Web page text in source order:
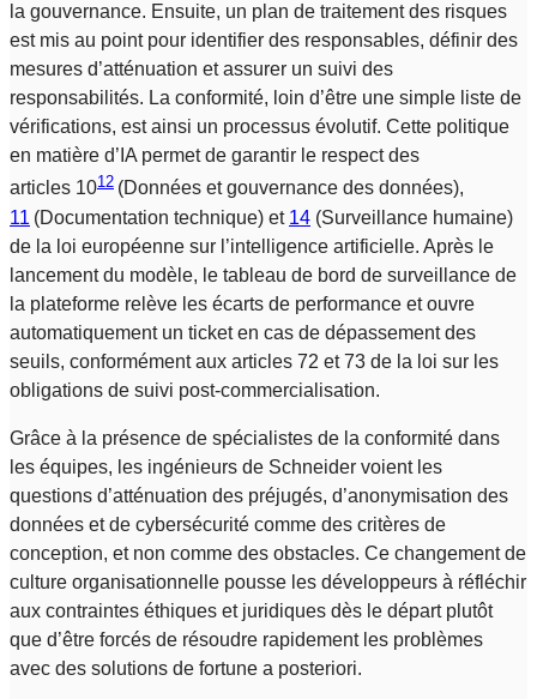
la gouvernance. Ensuite, un plan de traitement des risques
est mis au point pour identifier des responsables, définir des
mesures d’atténuation et assurer un suivi des
responsabilités. La conformité, loin d’être une simple liste de
vérifications, est ainsi un processus évolutif. Cette politique
en matière d’IA permet de garantir le respect des
articles 1012 (Données et gouvernance des données),
11 (Documentation technique) et 14 (Surveillance humaine)
de la loi européenne sur l’intelligence artificielle. Après le
lancement du modèle, le tableau de bord de surveillance de
la plateforme relève les écarts de performance et ouvre
automatiquement un ticket en cas de dépassement des
seuils, conformément aux articles 72 et 73 de la loi sur les
obligations de suivi post-commercialisation.
Grâce à la présence de spécialistes de la conformité dans
les équipes, les ingénieurs de Schneider voient les
questions d’atténuation des préjugés, d’anonymisation des
données et de cybersécurité comme des critères de
conception, et non comme des obstacles. Ce changement de
culture organisationnelle pousse les développeurs à réfléchir
aux contraintes éthiques et juridiques dès le départ plutôt
que d’être forcés de résoudre rapidement les problèmes
avec des solutions de fortune a posteriori.